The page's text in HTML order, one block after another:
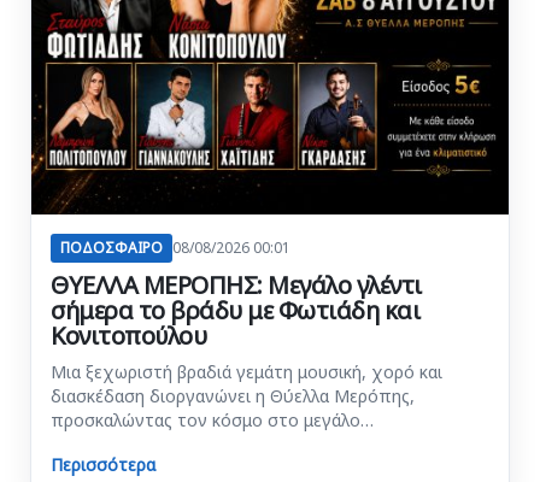
ΠΟΔΟΣΦΑΙΡΟ 08/08/2026 00:01
ΘΥΕΛΛΑ ΜΕΡΟΠΗΣ: Μεγάλο γλέντι
σήμερα το βράδυ με Φωτιάδη και
Κονιτοπούλου
Μια ξεχωριστή βραδιά γεμάτη μουσική, χορό και
διασκέδαση διοργανώνει η Θύελλα Μερόπης,
προσκαλώντας τον κόσμο στο μεγάλο…
Περισσότερα